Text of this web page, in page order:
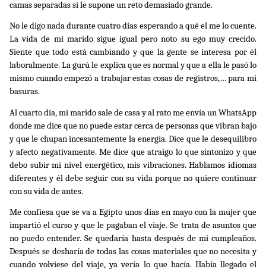
camas separadas si le supone un reto demasiado grande.
No le digo nada durante cuatro días esperando a qué el me lo cuente.
La vida de mi marido sigue igual pero noto su ego muy crecido.
Siente que todo está cambiando y que la gente se interesa por él
laboralmente. La gurú le explica que es normal y que a ella le pasó lo
mismo cuando empezó a trabajar estas cosas de registros,… para mi
basuras.
Al cuarto día, mi marido sale de casa y al rato me envía un WhatsApp
donde me dice que no puede estar cerca de personas que vibran bajo
y que le chupan incesantemente la energía. Dice que le desequilibro
y afecto negativamente. Me dice que atraigo lo que sintonizo y que
debo subir mi nivel energético, mis vibraciones. Hablamos idiomas
diferentes y él debe seguir con su vida porque no quiere continuar
con su vida de antes.
Me confiesa que se va a Egipto unos días en mayo con la mujer que
impartió el curso y que le pagaban el viaje. Se trata de asuntos que
no puedo entender. Se quedaría hasta después de mi cumpleaños.
Después se desharía de todas las cosas materiales que no necesita y
cuando volviese del viaje, ya vería lo que hacía. Había llegado el